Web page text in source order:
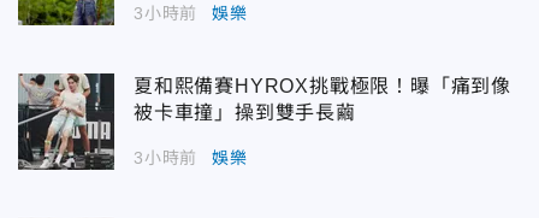
3小時前 娛樂
夏和熙備賽HYROX挑戰極限！曝「痛到像
被卡車撞」操到雙手長繭
3小時前 娛樂